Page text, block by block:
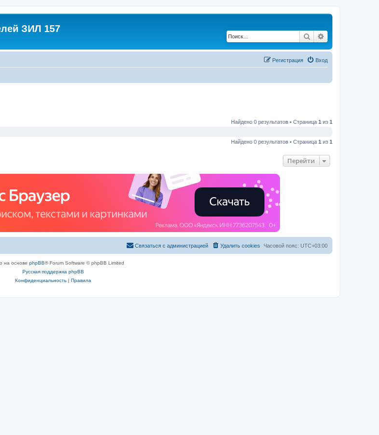
ЗИЛ 157
Поиск
Вход
Регистрация
Найдено 0 результатов • Страница 1 из 1
Найдено 0 результатов • Страница 1 из 1
Перейти
Часовой пояс: UTC+03:00
Удалить cookies
Связаться с администрацией
на основе phpBB® Forum Software © phpBB Limited
Русская поддержка phpBB
Конфиденциальность| Правила